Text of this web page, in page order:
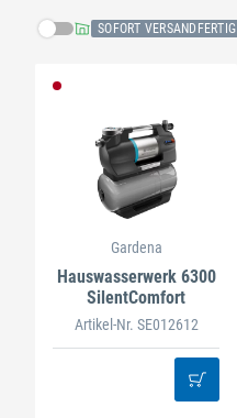
SOFORT VERSANDFERTIG
Gardena
Hauswasserwerk 6300
SilentComfort
Artikel-Nr. SE012612